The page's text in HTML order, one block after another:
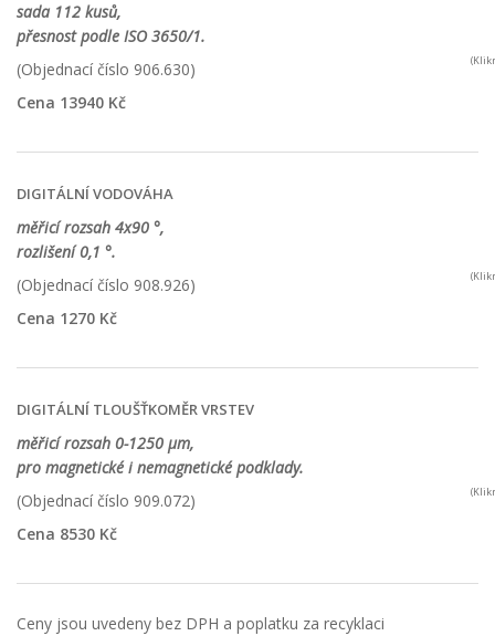
sada 112 kusů,
přesnost podle ISO 3650/1.
(Objednací číslo 906.630)
Cena 13940 Kč
DIGITÁLNÍ VODOVÁHA
měřicí rozsah 4x90 °,
rozlišení 0,1 °.
(Objednací číslo 908.926)
Cena 1270 Kč
DIGITÁLNÍ TLOUŠŤKOMĚR VRSTEV
měřicí rozsah 0-1250 µm,
pro magnetické i nemagnetické podklady.
(Objednací číslo 909.072)
Cena 8530 Kč
Ceny jsou uvedeny bez DPH a poplatku za recyklaci